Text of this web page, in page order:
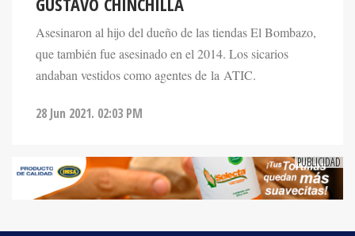
Asesinaron al hijo del dueño de las tiendas El Bombazo,
que también fue asesinado en el 2014. Los sicarios
andaban vestidos como agentes de la ATIC.